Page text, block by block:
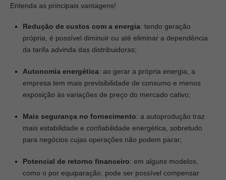
Entenda as principais vantagens!
Redução de custos com a energia: tendo geração
própria, é possível diminuir ou até eliminar a dependência
da tarifa advinda das distribuidoras;
Autonomia energética: ao gerar a própria energia, a
empresa tem mais previsibilidade de consumo e menos
exposição às variações de preço do mercado cativo;
Mais segurança no fornecimento: a autoprodução traz
mais estabilidade e confiabilidade energética, sobretudo
para negócios cujas operações não podem parar;
Potencial de retorno financeiro: em alguns modelos,
como o por equiparação, pode ser possível compensar